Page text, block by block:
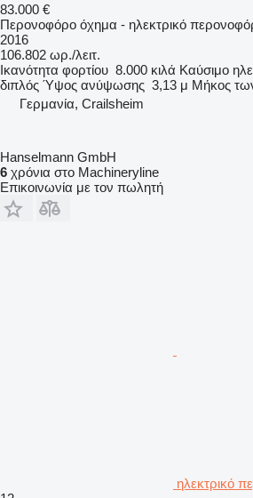
83.000 €
Περονοφόρο όχημα - ηλεκτρικό
2016
106.802 ωρ./λειτ.
Ικανότητα φορτίου 8.000 κιλά Καύσιμο
διπλός Ύψος ανύψωσης 3,13 μ Μήκος
Γερμανία, Crailsheim
Hanselmann GmbH
6 χρόνια στο Machineryline
Επικοινωνία με τον πωλητή
ηλεκτρικό